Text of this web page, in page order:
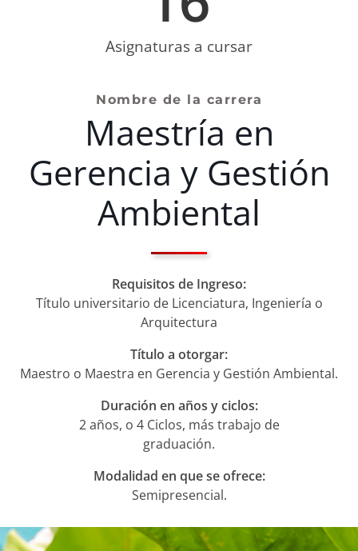
NOTICIAS
VALORES MORALES
Nombre de la carrera
Maestría en
Gerencia y Gestión
Ambiental
Requisitos de Ingreso:
Título universitario de Licenciatura, Ingeniería o
Arquitectura
Título a otorgar:
Maestro o Maestra en Gerencia y Gestión Ambiental.
Duración en años y ciclos:
2 años, o 4 Ciclos, más trabajo de
graduación.
Modalidad en que se ofrece:
Semipresencial.
Asignaturas a cursar